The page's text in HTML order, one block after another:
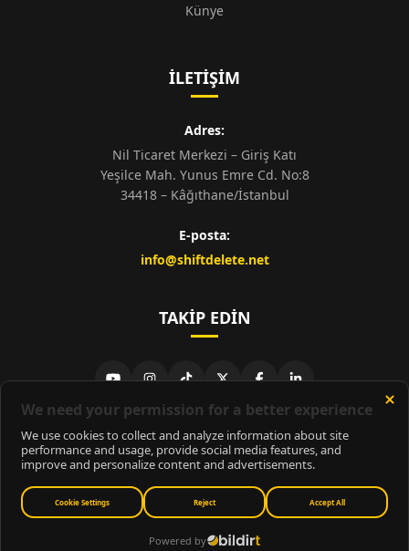
Künye
İLETIŞIM
Adres:
Nil Ticaret Merkezi – Giriş Katı
Yeşilce Mah. Yunus Emre Cd. No:8
34418 – Kâğıthane/İstanbul
E-posta:
info@shiftdelete.net
TAKIP EDIN
© 2026ShiftDelete.Net- Tüm hakları saklıdır.
ShiftDelete.Net, İnternet Medyası ve Bilişim Muhabirleri Derneği
üyesidir.